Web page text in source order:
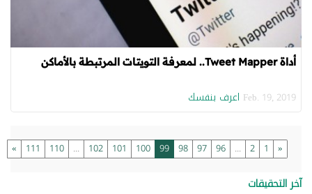
أداة Tweet Mapper.. لمعرفة التويتات المرتبطة بالأماكن
Feb. 19, 2019 اعرف بنفسك
«
1
2
...
96
97
98
99
100
101
102
...
110
111
»
آخر التحقيقات